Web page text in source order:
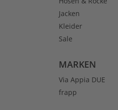
Jacken
Kleider
Sale
MARKEN
Via Appia DUE
frapp